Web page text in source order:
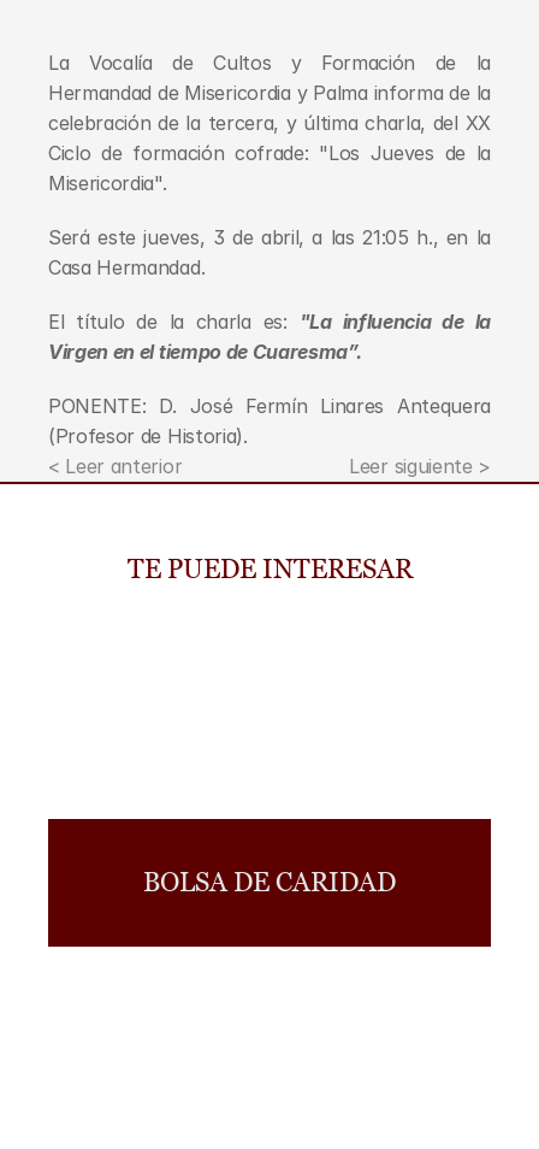
La Vocalía de Cultos y Formación de la
Hermandad de Misericordia y Palma informa de la
celebración de la tercera, y última charla, del XX
Ciclo de formación cofrade: "Los Jueves de la
Misericordia".
Será este jueves, 3 de abril, a las 21:05 h., en la
Casa Hermandad.
El título de la charla es:
"La influencia de la
Virgen en el tiempo de Cuaresma”.
PONENTE: D. José Fermín Linares Antequera
(Profesor de Historia).
< Leer anterior
Leer siguiente >
TE PUEDE INTERESAR
BOLSA DE CARIDAD